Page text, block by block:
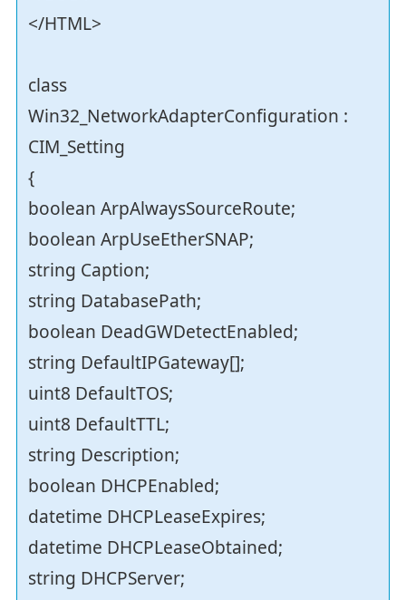
</HTML>
class
Win32_NetworkAdapterConfiguration :
CIM_Setting
{
boolean ArpAlwaysSourceRoute;
boolean ArpUseEtherSNAP;
string Caption;
string DatabasePath;
boolean DeadGWDetectEnabled;
string DefaultIPGateway[];
uint8 DefaultTOS;
uint8 DefaultTTL;
string Description;
boolean DHCPEnabled;
datetime DHCPLeaseExpires;
datetime DHCPLeaseObtained;
string DHCPServer;